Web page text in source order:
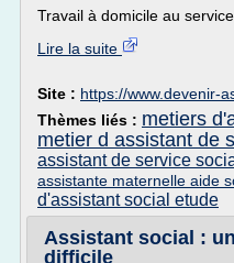
Travail à domicile au service
Lire la suite
Site : https://www.devenir-
Thèmes liés : metiers
metier d assistant de
assistant de service
assistante maternelle aide
d'assistant social etude
Assistant social :
difficile